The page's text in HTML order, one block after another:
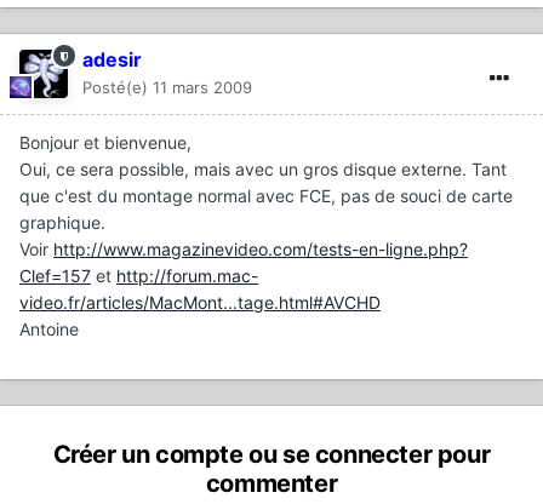
adesir
Posté(e) 11 mars 2009
Bonjour et bienvenue,
Oui, ce sera possible, mais avec un gros disque externe. Tant
que c'est du montage normal avec FCE, pas de souci de carte
graphique.
Voir http://www.magazinevideo.com/tests-en-ligne.php?
Clef=157 et http://forum.mac-
video.fr/articles/MacMont...tage.html#AVCHD
Antoine
Créer un compte ou se connecter pour
commenter